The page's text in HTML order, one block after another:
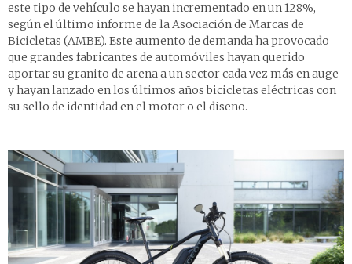
este tipo de vehículo se hayan incrementado en un 128%,
según el último informe de la Asociación de Marcas de
Bicicletas (AMBE). Este aumento de demanda ha provocado
que grandes fabricantes de automóviles hayan querido
aportar su granito de arena a un sector cada vez más en auge
y hayan lanzado en los últimos años bicicletas eléctricas con
su sello de identidad en el motor o el diseño.